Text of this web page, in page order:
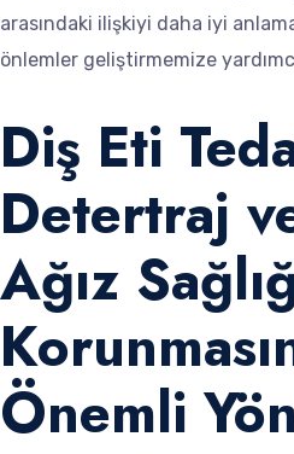
arasındaki ilişkiyi daha iyi
önlemler geliştirmemize
Diş Eti
Detertraj
Ağız
Önemli